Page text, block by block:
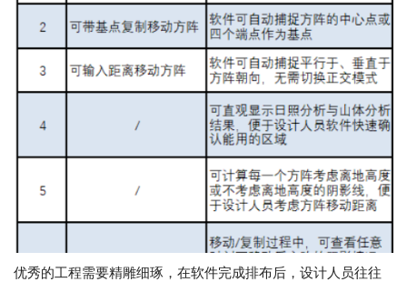
优秀的工程需要精雕细琢，在软件完成排布后，设计人员往往